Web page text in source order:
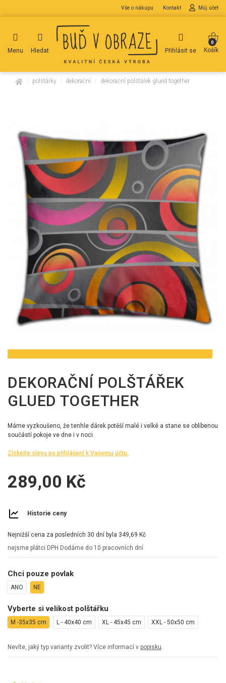
Vše o nákupu Kontakt Můj účet
Menu Hledat Přihlásit se
0
Košík
domů polštářky dekorační dekorační polštářek glued together
DEKORAČNÍ POLŠTÁŘEK
GLUED TOGETHER
Máme vyzkoušeno, že tenhle dárek potěší malé i velké a stane se oblíbenou
součástí pokoje ve dne i v noci.
Získejte slevu po přihlášení k Vašemu účtu.
289,00 Kč
Historie ceny
Nejnižší cena za posledních 30 dní byla 349,69 Kč
nejsme plátci DPH Dodáme do 10 pracovních dní
Chci pouze povlak
ANO NE
Vyberte si velikost polštářku
M -35x35 cm L - 40x40 cm XL - 45x45 cm XXL - 50x50 cm
Nevíte, jaký typ varianty zvolit? Více informací v popisku.